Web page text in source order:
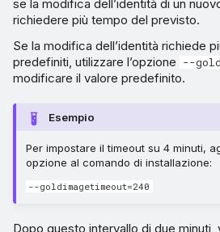
se la modifica dell’identità di un
richiedere più tempo del previsto.
Se la modifica dell’identità richiede
predefiniti, utilizzare l’opzione
--
modificare il valore predefinito.
Esempio
Per impostare il timeout su 4 minuti,
opzione al comando di installazione:
--goldimagetimeout=240
Dopo questo intervallo di due minuti,